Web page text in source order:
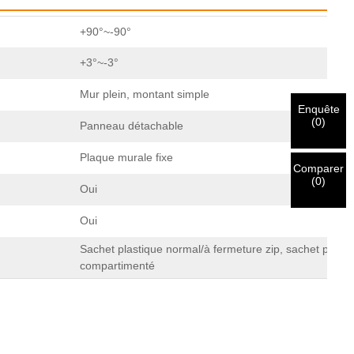
+90°~-90°
+3°~-3°
Mur plein, montant simple
Panneau détachable
Plaque murale fixe
Oui
Oui
Sachet plastique normal/à fermeture zip, sachet
compartimenté
Enquête
(0)
Comparer
(0)